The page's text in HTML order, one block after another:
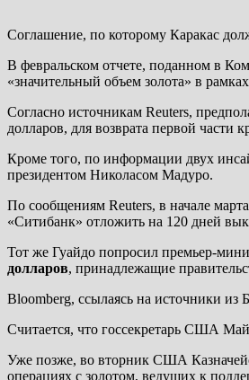
Соглашение, по которому Каракас
В февральском отчете, поданном в
«значительный объем золота» в
Согласно источникам Reuters,
долларов, для возврата первой части
Кроме того, по информации двух
президентом Николасом Мадуро.
По сообщениям Reuters, в начале
«Ситибанк» отложить на 120 дней
Тот же Гуайдо попросил премьер-
долларов, принадлежащие
Bloomberg, ссылаясь на источники из
Считается, что госсекретарь США
Уже позже, во вторник США
операциях с золотом, ведущих к